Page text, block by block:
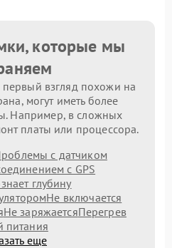
которые мы
взгляд похожи на
могут иметь более
Например, в сложных
платы или процессора.
с датчиком
с GPS
глубину
Не включается
Не заряжаетсяПерегрев
питания
еще